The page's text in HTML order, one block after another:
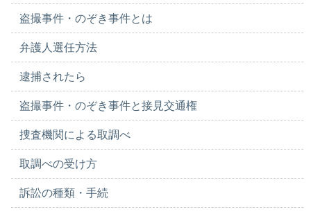
盗撮事件・のぞき事件とは
弁護人選任方法
逮捕されたら
盗撮事件・のぞき事件と接見交通権
捜査機関による取調べ
取調べの受け方
訴訟の種類・手続